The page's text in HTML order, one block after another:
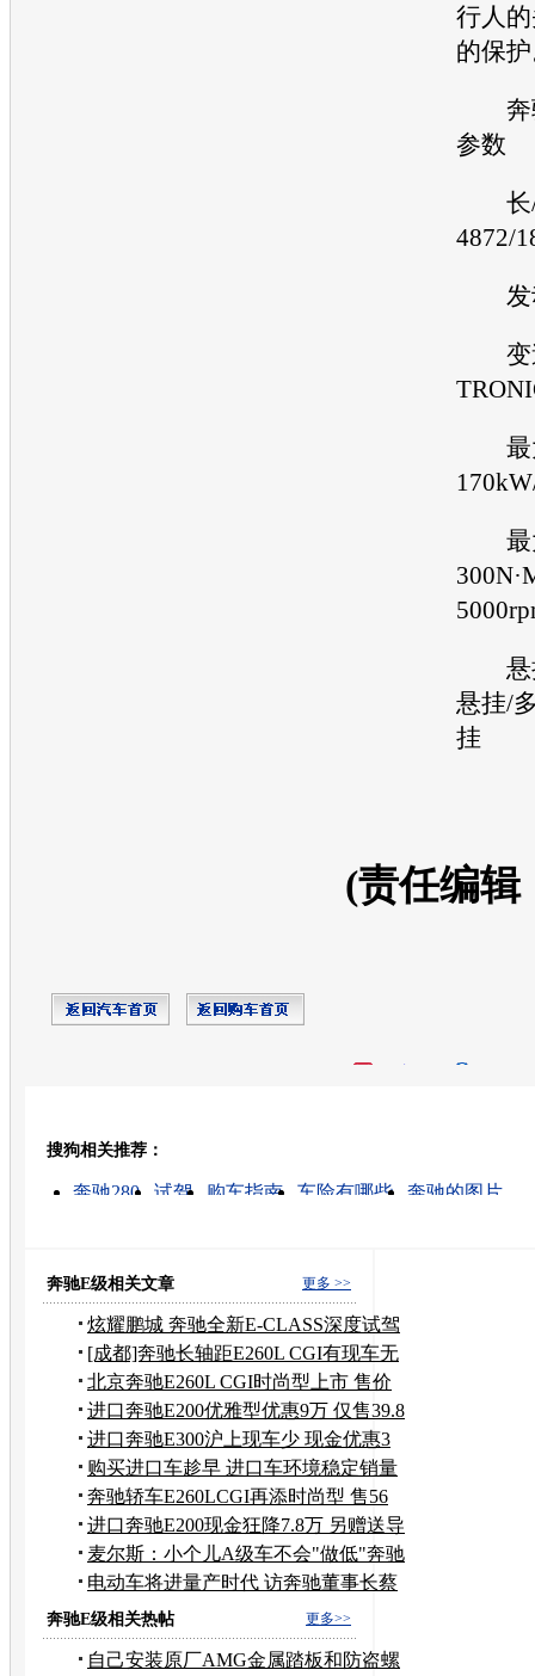
行人
的保
参数
长/
4872/
最
最
悬
悬挂/
挂
(责任编辑
搜狗相关推荐：
奔驰280 试驾 购车指南 车险有哪些
奔驰的图片
更多 >>
奔驰E级相关文章
炫耀鹏城 奔驰全新E-CLASS深度试驾
体验
[成都]奔驰长轴距E260L CGI有现车无
优惠
北京奔驰E260L CGI时尚型上市 售价
56万
进口奔驰E200优雅型优惠9万 仅售39.8
万
进口奔驰E300沪上现车少 现金优惠3
万元
购买进口车趁早 进口车环境稳定销量
看涨
奔驰轿车E260LCGI再添时尚型 售56
万元
进口奔驰E200现金狂降7.8万 另赠送导
航
麦尔斯：小个儿A级车不会"做低"奔驰
品牌
电动车将进量产时代 访奔驰董事长蔡
澈
更多>>
奔驰E级相关热帖
自己安装原厂AMG金属踏板和防盗螺